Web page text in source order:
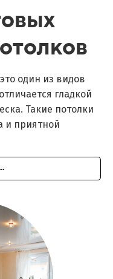
один из видов
гладкой
Такие потолки
и приятной